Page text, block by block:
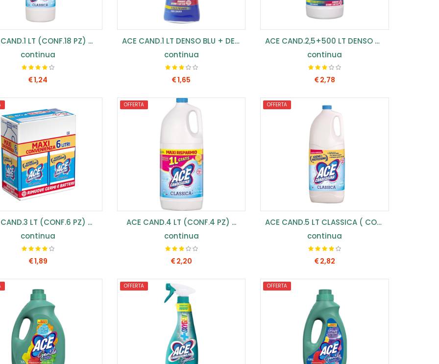
LT (CONF.18 PZ) ...
continua
1,24
COMPRA SUBITO
ACE CAND.1 LT DENSO BLU + DENSA (COF.8PZ) ...
continua
1,65
COMPRA SUBITO
ACE CAND.2,5+500 LT DENSO PIU (CONF.2PZ) ...
continua
2,78
COMPRA SUBITO
LT (CONF.6 PZ) ...
continua
1,89
COMPRA SUBITO
OFFERTA
ACE CAND.4 LT (CONF.4 PZ) ...
continua
2,20
COMPRA SUBITO
OFFERTA
ACE CAND.5 LT CLASSICA ( CONF.2PZ) ...
continua
2,82
COMPRA SUBITO
OFFERTA OFFERTA